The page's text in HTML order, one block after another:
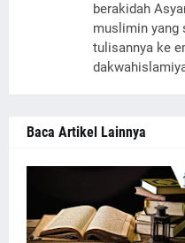
berakidah
muslimin yang
tulisannya ke
Baca Artikel Lainnya